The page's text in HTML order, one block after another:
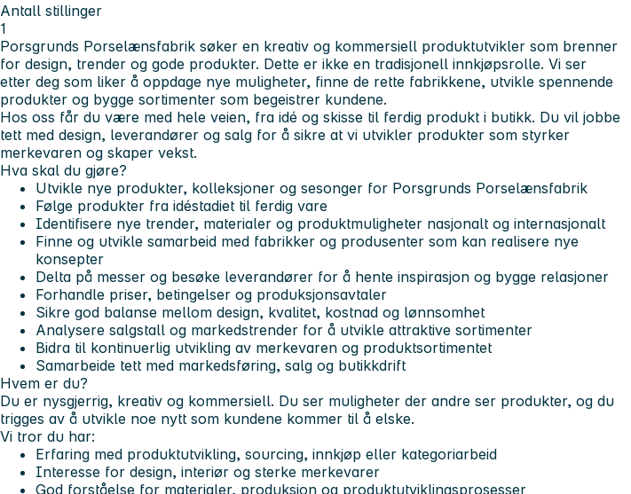
Antall stillinger
1
Porsgrunds Porselænsfabrik søker en kreativ og kommersiell produktutvikler som brenner
for design, trender og gode produkter. Dette er ikke en tradisjonell innkjøpsrolle. Vi ser
etter deg som liker å oppdage nye muligheter, finne de rette fabrikkene, utvikle spennende
produkter og bygge sortimenter som begeistrer kundene.
Hos oss får du være med hele veien, fra idé og skisse til ferdig produkt i butikk. Du vil jobbe
tett med design, leverandører og salg for å sikre at vi utvikler produkter som styrker
merkevaren og skaper vekst.
Hva skal du gjøre?
Utvikle nye produkter, kolleksjoner og sesonger for Porsgrunds Porselænsfabrik
Følge produkter fra idéstadiet til ferdig vare
Identifisere nye trender, materialer og produktmuligheter nasjonalt og internasjonalt
Finne og utvikle samarbeid med fabrikker og produsenter som kan realisere nye
konsepter
Delta på messer og besøke leverandører for å hente inspirasjon og bygge relasjoner
Forhandle priser, betingelser og produksjonsavtaler
Sikre god balanse mellom design, kvalitet, kostnad og lønnsomhet
Analysere salgstall og markedstrender for å utvikle attraktive sortimenter
Bidra til kontinuerlig utvikling av merkevaren og produktsortimentet
Samarbeide tett med markedsføring, salg og butikkdrift
Hvem er du?
Du er nysgjerrig, kreativ og kommersiell. Du ser muligheter der andre ser produkter, og du
trigges av å utvikle noe nytt som kundene kommer til å elske.
Vi tror du har:
Erfaring med produktutvikling, sourcing, innkjøp eller kategoriarbeid
Interesse for design, interiør og sterke merkevarer
God forståelse for materialer, produksjon og produktutviklingsprosesser